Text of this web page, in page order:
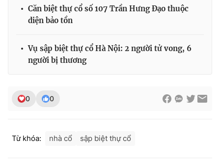
THỜI BÁO VTV
Theo dõi báo trên
Cơ quan báo chí:Thời báo VTV
Căn biệt thự cổ số 107 Trần Hưng Đạo thuộc
diện bảo tồn
Vụ sập biệt thự cổ Hà Nội: 2 người tử vong, 6
người bị thương
0 0
Từ khóa: nhà cổ sập biệt thự cổ